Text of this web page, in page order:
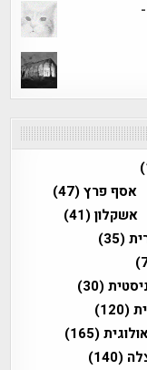
אסף פרץ(47)
אשקלון(41)
(35)
(30)
(120)
(165)
(140)